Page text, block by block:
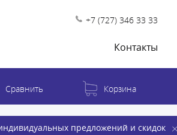
+7 (727) 346 33 33
Контакты
предложений и скидок
Сравнить Корзина